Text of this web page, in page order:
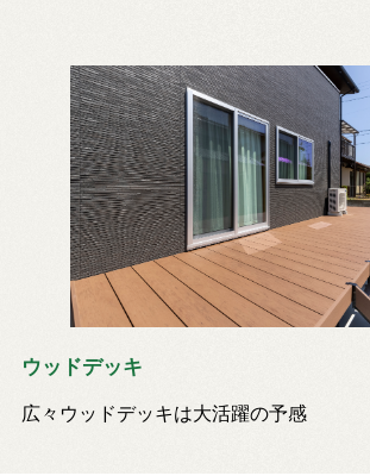
ウッドデッキ
広々ウッドデッキは大活躍の予感